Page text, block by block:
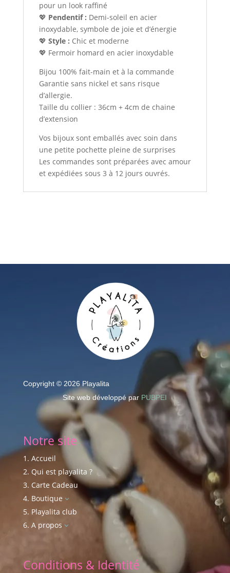
pour un look raffiné
💖 Pendentif : Demi-soleil en acier
inoxydable, symbole de joie et d’énergie
💖 Style : Chic et moderne
💖 Fermoir homard en acier inoxydable
Bijou 100% fait-main et à la commande
Garantie sans nickel et sans risque
d’allergie.
Taille du collier : 36cm + 4cm de chaine
d’extension
Vos bijoux sont emballés avec soin dans
une petite pochette pleine de surprises
Les commandes sont préparées avec amour
et expédiées sous 3 à 12 jours ouvrés.
Copyright © 2026 Playalita
Site web développé par PUBPEI
Notre site
Accueil
Qui est playalita ?
Carte Cadeau
Boutique 3
Playalita club
A propos 3
Conditions & Identité